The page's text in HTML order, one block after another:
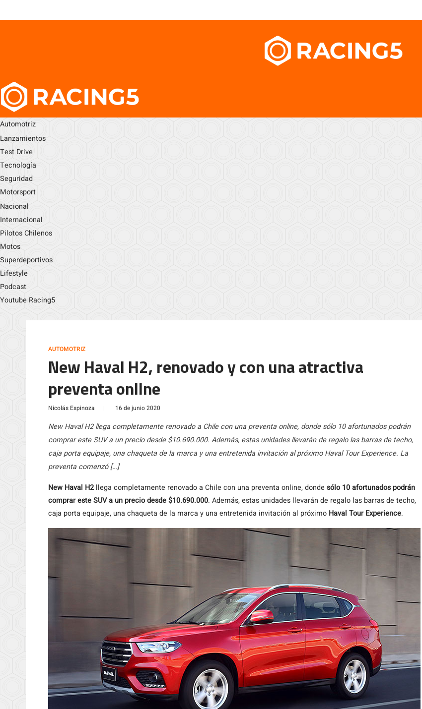
Automotriz
Lanzamientos
Test Drive
Tecnología
Seguridad
Motorsport
Nacional
Internacional
Pilotos Chilenos
Motos
Superdeportivos
Lifestyle
Podcast
Youtube Racing5
AUTOMOTRIZ
New Haval H2, renovado y con una atractiva
preventa online
Nicolás Espinoza | 16 de junio 2020
New Haval H2 llega completamente renovado a Chile con una preventa online, donde sólo 10 afortunados podrán
comprar este SUV a un precio desde $10.690.000. Además, estas unidades llevarán de regalo las barras de techo,
caja porta equipaje, una chaqueta de la marca y una entretenida invitación al próximo Haval Tour Experience. La
preventa comenzó […]
New Haval H2llega completamente renovado a Chile con una preventa online, donde sólo 10 afortunados podrán
comprar este SUV a un precio desde $10.690.000. Además, estas unidades llevarán de regalo las barras de techo,
caja porta equipaje, una chaqueta de la marca y una entretenida invitación al próximo Haval Tour Experience.